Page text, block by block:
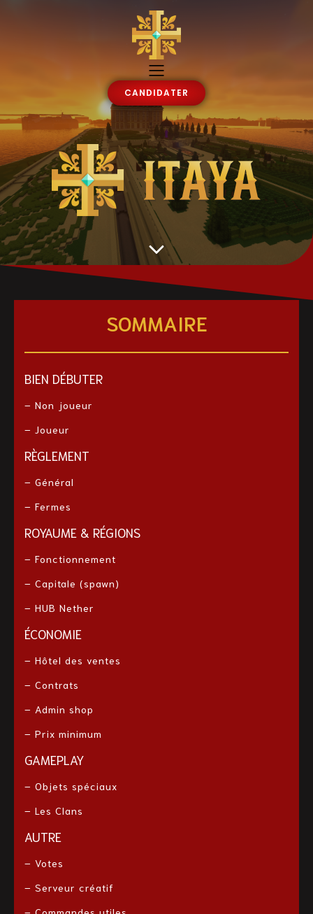
CANDIDATER
SOMMAIRE
BIEN DÉBUTER
– Non joueur
– Joueur
RÈGLEMENT
– Général
– Fermes
ROYAUME & RÉGIONS
– Fonctionnement
– Capitale (spawn)
– HUB Nether
ÉCONOMIE
– Hôtel des ventes
– Contrats
– Admin shop
– Prix minimum
GAMEPLAY
– Objets spéciaux
– Les Clans
AUTRE
– Votes
– Serveur créatif